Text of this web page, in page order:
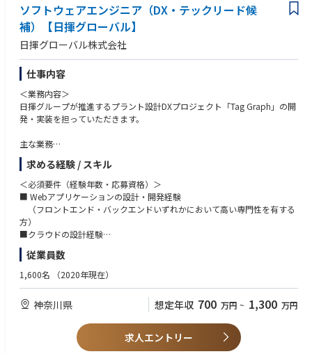
・ローカルスタッフを育成・マネージしつつ、業務改革提案から実装ま
で、一気通貫で関与できる裁量の大きな役割です。
・将来的には経営幹部への直接提言や、グループ全体のDX戦略立案にも関
わるキャリアパスが見込まれます。
■キャリアイメージ
アブダビ鉱業所で全社DX推進をリードしながら専門性とマネジメント力を
磨いていただきます。
その後は、東京本社やグループ会社のDX・IT戦略部門で経験を積み、将来
的にはDX・デジタル領域の中核人材として経営判断や中長期戦略の策定に
ご本人の志向や実績に応じて、国内外で幅広いキャリアパスが描ける環境
です。
■使用ツール
・Microsoft 365（Teams, SharePoint, Power BI, Power Automate等）
・データ分析ツール（Excel、Power BI等）
・ERP/HCM等業務システムへの知見（SAP, Oracle, Workday等）（尚可）
・クラウドサービス（Azure, AWS等）の基礎知識（尚可）
・プロジェクト管理ツール（MS Project, Jira等、いずれか経験があれば
可）
■働き方
・残業時間：月20時間程度（時期や状況によって変動あり）
・主体的に課題を発見し、「まずやってみる」の精神で業務改革を推進で
きる方
・社内外の多様な関係者と信頼関係を構築し、全社最適の視点で物事を推
進できる方
・DXやデジタル技術への高い関心を持ち、自ら学び続けながら業務に活か
せる方
・現場と経営双方の視点を踏まえ、実効性のある業務プロセスや仕組みを
構築できる方
・多様なバックグラウンドを持つメンバーと協働し、チームの成長に貢献
できる方
ソフトウェアエンジニア（DX・テックリード候
補）【日揮グローバル】
日揮グローバル株式会社
仕事内容
＜業務内容＞
日揮グループが推進するプラント設計DXプロジェクト「Tag Graph」の開
発・実装を担っていただきます。
主な業務
・プラント設計データ統合基盤「Tag Graph」の技術検証、設計、開発お
よび実装
・プラントエンジニアリング業務の理解に基づく業務課題の分析と改善施
策の立案・推進
・技術戦略の策定およびシステムアーキテクチャの設計・意思決定
・社内関連部門との技術要件・業務要件の調整、折衝
・AIやデータ活用を通じたEPC事業のDX推進
＜配属組織のミッション・役割＞
・EPC事業の深化と探索を推進し、変化していく社会と顧客のニーズに柔
軟に対応できる企業へと、常に変革（DX）させ続ける。
・事業活動のデジタルトランスフォーメーションをリードできる人財を育
・デザインイノベーショングループは設計知識の構造化とAI活用により設
計プロセスを自動化し、人の介在を最小化することで、設計の効率と品質
求める経験 / スキル
＜必須要件（経験年数・応募資格）＞
■ Webアプリケーションの設計・開発経験
（フロントエンド・バックエンドいずれかにおいて高い専門性を有する
方）
■クラウドの設計経験
■ 新しい技術や未踏領域に対して自ら学び、挑戦する姿勢
＜歓迎要件＞
経験
■ 技術選定やシステムアーキテクチャ設計の経験
■ Neo4jなどのグラフデータベースを活用した開発経験
■ データモデリングやナレッジグラフ構築経験
■ Azureを活用したクラウド基盤構築・運用経験
従業員数
1,600名 （2020年現在）
神奈川県 想定年収 700 万円 ~ 1,300 万円
求人エントリー